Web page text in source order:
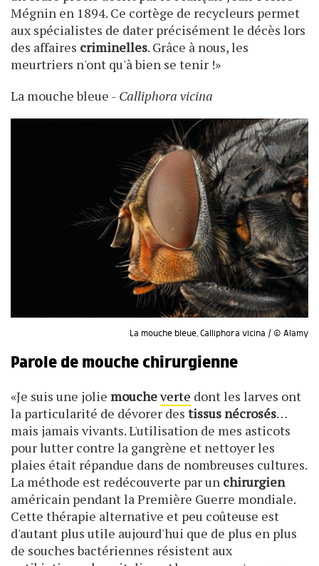
Mégnin en 1894. Ce cortège de recycleurs permet
aux spécialistes de dater précisément le décès lors
des affaires criminelles. Grâce à nous, les
meurtriers n'ont qu'à bien se tenir !»
La mouche bleue - Calliphora vicina
La mouche bleue, Calliphora vicina / © Alamy
Parole de mouche chirurgienne
«Je suis une jolie moucheverte dont les larves ont
la particularité de dévorer des tissus nécrosés…
mais jamais vivants. L'utilisation de mes asticots
pour lutter contre la gangrène et nettoyer les
plaies était répandue dans de nombreuses cultures.
La méthode est redécouverte par un chirurgien
américain pendant la Première Guerre mondiale.
Cette thérapie alternative et peu coûteuse est
d'autant plus utile aujourd'hui que de plus en plus
de souches bactériennes résistent aux